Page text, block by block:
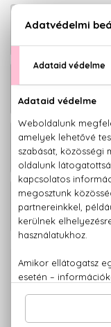
Ki-Power
Ki-Power
Ki-
Ki-
100% eredeti